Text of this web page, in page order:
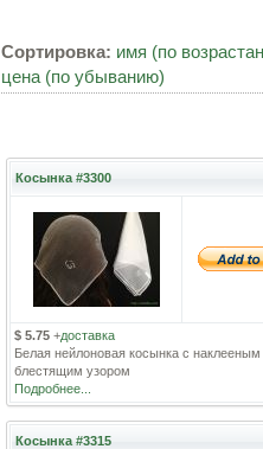
Сортировка: имя (по
цена (по убыванию)
Косынка #3300
$ 5.75 +доставка
Белая нейлоновая косынка с наклееным
блестящим узором
Подробнее...
Косынка #3315